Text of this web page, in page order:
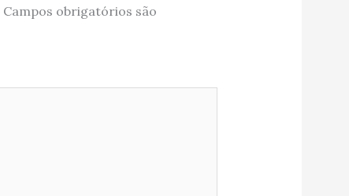
Campos obrigatórios são